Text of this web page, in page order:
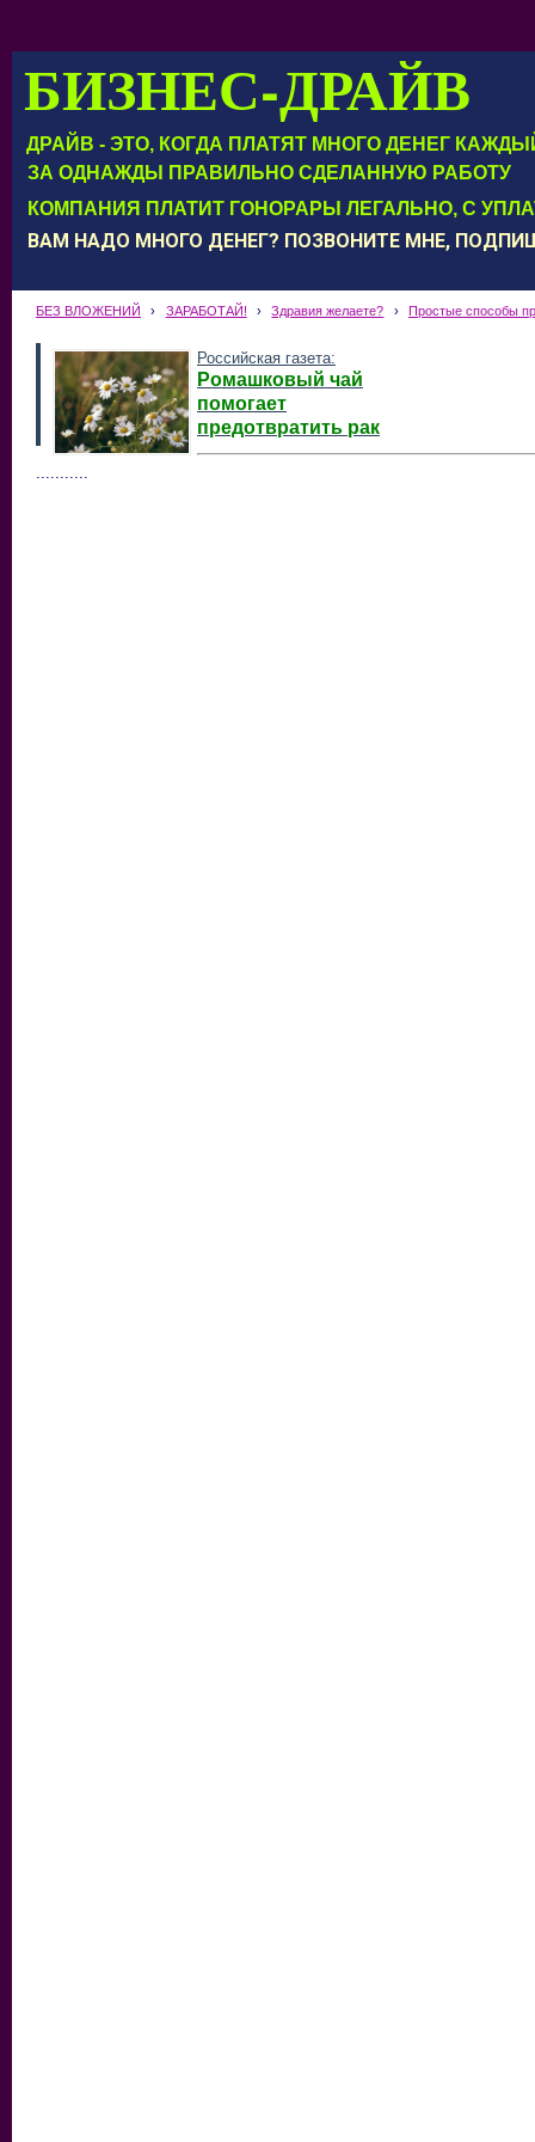
БИЗНЕС-ДРАЙВ
ДРАЙВ - ЭТО, КОГДА ПЛАТЯТ МНОГО ДЕНЕГ
КОМПАНИЯ ПЛАТИТ ГОНОРАРЫ ЛЕГАЛЬНО, С
ЗА ОДНАЖДЫ ПРАВИЛЬНО СДЕЛАННУЮ РАБОТУ
ВАМ НАДО МНОГО ДЕНЕГ? ПОЗВОНИТЕ МНЕ,
БЕЗ ВЛОЖЕНИЙ › ЗАРАБОТАЙ! › Здравия желаете? › Простые способы
Российская газета:
Ромашковый чай
помогает
предотвратить рак